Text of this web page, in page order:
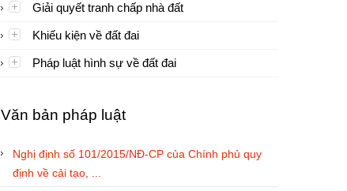
Giải quyết tranh chấp nhà đất
Khiếu kiện về đất đai
Pháp luật hình sự về đất đai
Văn bản pháp luật
Nghị định số 101/2015/NĐ-CP của Chính phủ quy
định về cải tạo, ...